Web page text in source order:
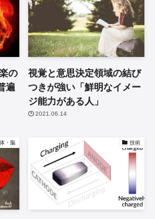
の
遍
視覚と意思決定領域の結び
つきが強い「鮮明なイメー
ジ能力がある人」
2021.06.14
・脳 技術